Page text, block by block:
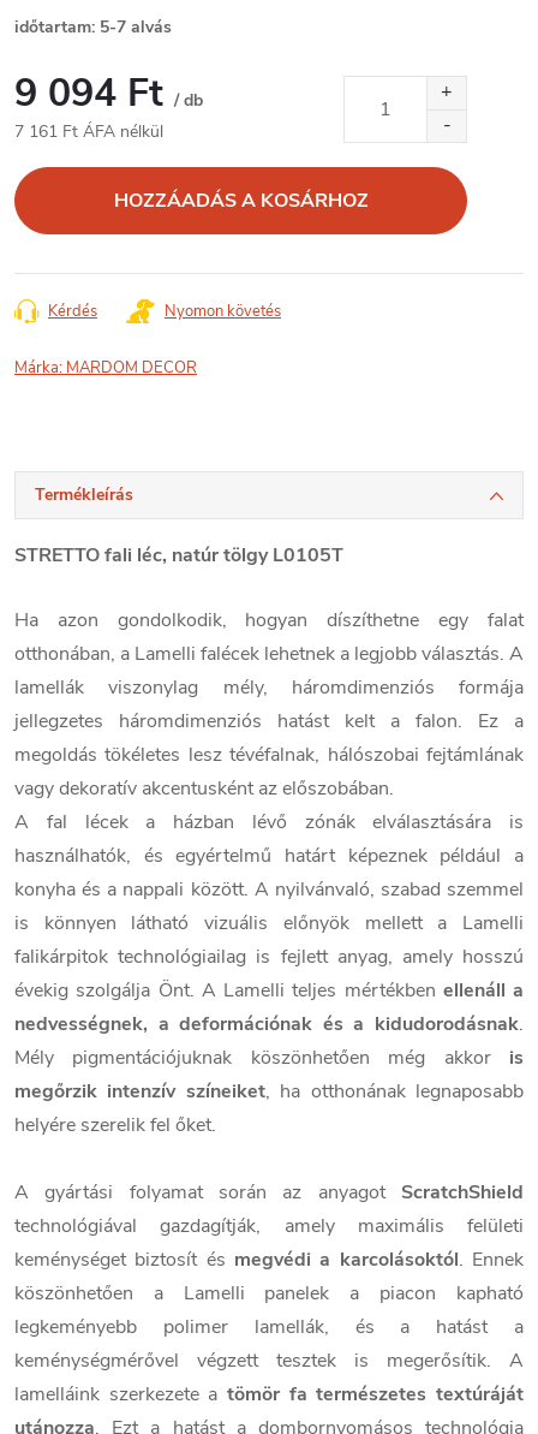
időtartam: 5-7 alvás
9 094 Ft / db
7 161 Ft ÁFA nélkül
HOZZÁADÁS A KOSÁRHOZ
Kérdés Nyomon követés
Márka: MARDOM DECOR
Termékleírás
STRETTO fali léc, natúr tölgy L0105T
Ha azon gondolkodik, hogyan díszíthetne egy falat
otthonában, a Lamelli falécek lehetnek a legjobb választás. A
lamellák viszonylag mély, háromdimenziós formája
jellegzetes háromdimenziós hatást kelt a falon. Ez a
megoldás tökéletes lesz tévéfalnak, hálószobai fejtámlának
vagy dekoratív akcentusként az előszobában.
A fal lécek a házban lévő zónák elválasztására is
használhatók, és egyértelmű határt képeznek például a
konyha és a nappali között. A nyilvánvaló, szabad szemmel
is könnyen látható vizuális előnyök mellett a Lamelli
falikárpitok technológiailag is fejlett anyag, amely hosszú
évekig szolgálja Önt. A Lamelli teljes mértékben ellenáll a
nedvességnek, a deformációnak és a kidudorodásnak.
Mély pigmentációjuknak köszönhetően még akkor is
megőrzik intenzív színeiket, ha otthonának legnaposabb
helyére szerelik fel őket.
A gyártási folyamat során az anyagot ScratchShield
technológiával gazdagítják, amely maximális felületi
keménységet biztosít és megvédi a karcolásoktól. Ennek
köszönhetően a Lamelli panelek a piacon kapható
legkeményebb polimer lamellák, és a hatást a
keménységmérővel végzett tesztek is megerősítik. A
lamelláink szerkezete a tömör fa természetes textúráját
utánozza. Ezt a hatást a dombornyomásos technológia